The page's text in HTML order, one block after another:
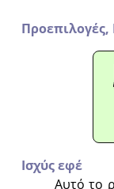
Προεπιλογές,
Ισχύς εφέ
Αυτό το